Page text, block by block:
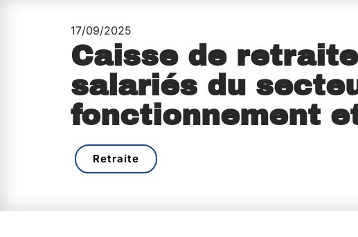
17/09/2025
Caisse de
salariés du
fonctionnement
Retraite